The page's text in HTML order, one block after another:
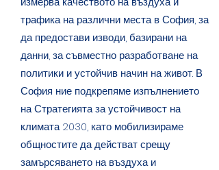
трафика на различни места в София, за
да предостави изводи, базирани на
данни, за съвместно разработване на
политики и устойчив начин на живот. В
София ние подкрепяме изпълнението
на Стратегията за устойчивост на
климата 2030, като мобилизираме
общностите да действат срещу
замърсяването на въздуха и